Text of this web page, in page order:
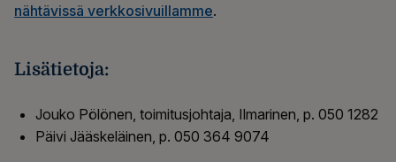
nähtävissä verkkosivuillamme.
Lisätietoja:
Jouko Pölönen, toimitusjohtaja, Ilmarinen, p. 050 1282
Päivi Jääskeläinen, p. 050 364 9074